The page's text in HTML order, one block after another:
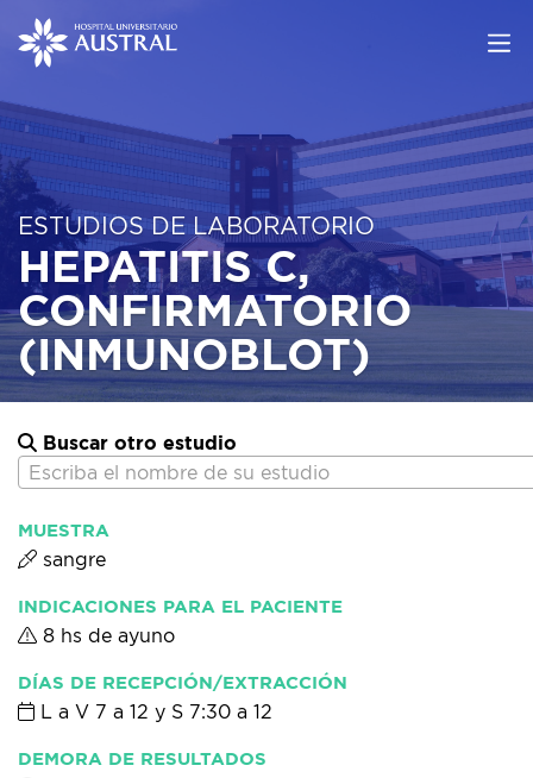
ESTUDIOS DE LABORATORIO
HEPATITIS C,
CONFIRMATORIO
(INMUNOBLOT)
Buscar otro estudio
Escriba el nombre de su estudio
MUESTRA
sangre
INDICACIONES PARA EL PACIENTE
8 hs de ayuno
DÍAS DE RECEPCIÓN/EXTRACCIÓN
L a V 7 a 12 y S 7:30 a 12
DEMORA DE RESULTADOS